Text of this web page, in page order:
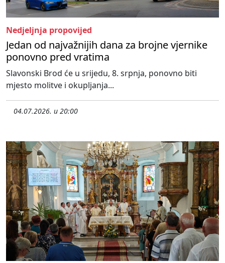
Nedjeljnja propovijed
Jedan od najvažnijih dana za brojne vjernike
ponovno pred vratima
Slavonski Brod će u srijedu, 8. srpnja, ponovno biti
mjesto molitve i okupljanja...
04.07.2026. u 20:00